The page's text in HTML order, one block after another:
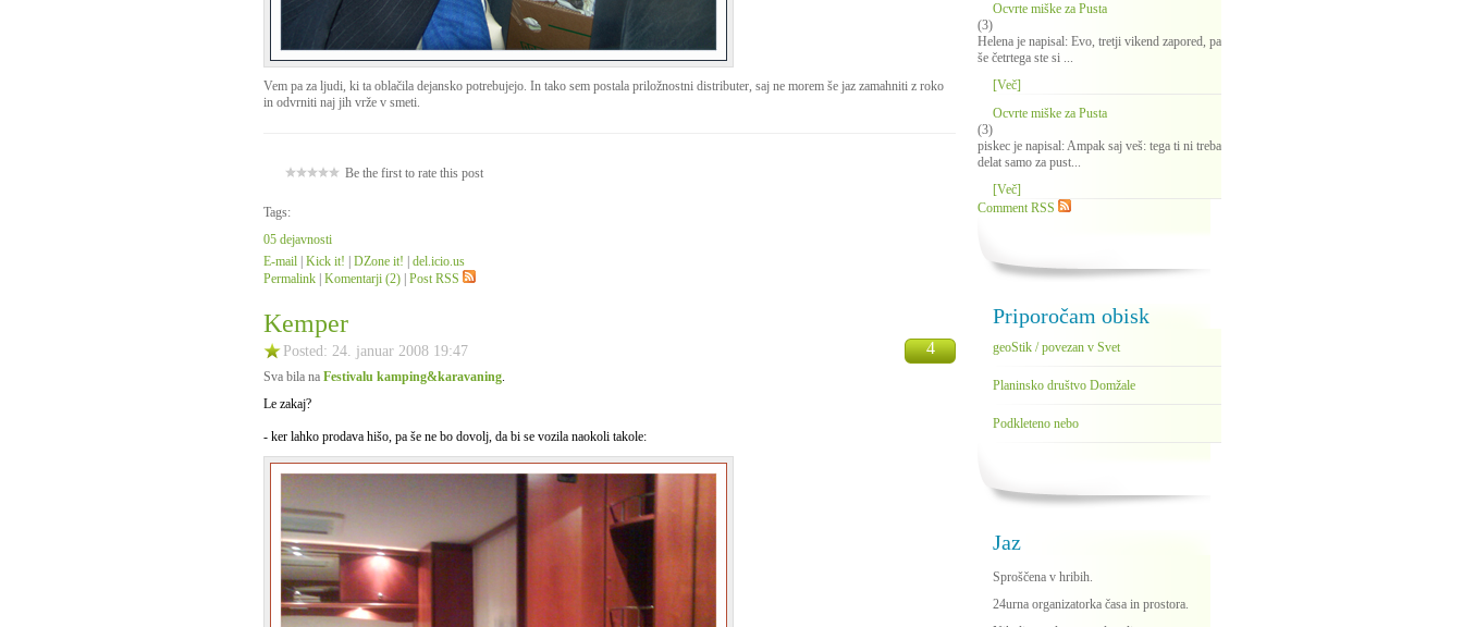
Vem pa za ljudi, ki ta oblačila dejansko potrebujejo. In tako sem postala priložnostni distributer, saj ne morem še jaz zamahniti z roko
in odvrniti naj jih vrže v smeti.
Be the first to rate this post
Tags:
05 dejavnosti
E-mail Kick it! DZone it!
del.icio.us
Permalink Komentarji (2) Post RSS
Kemper
Posted: 24. januar 2008 19:47 4
Sva bila na Festivalu kamping&karavaning.
Le zakaj?
- ker lahko prodava hišo, pa še ne bo dovolj, da bi se vozila naokoli takole:
Ocvrte miške za Pusta
(3)
Helena je napisal: Evo, tretji vikend zapored, pa
še četrtega ste si ...
[Več]
Ocvrte miške za Pusta
(3)
piskec je napisal: Ampak saj veš: tega ti ni treba
delat samo za pust...
[Več]
Comment RSS
Priporočam obisk
geoStik / povezan v Svet
Planinsko društvo Domžale
Podkleteno nebo
Jaz
Sproščena v hribih.
24urna organizatorka časa in prostora.